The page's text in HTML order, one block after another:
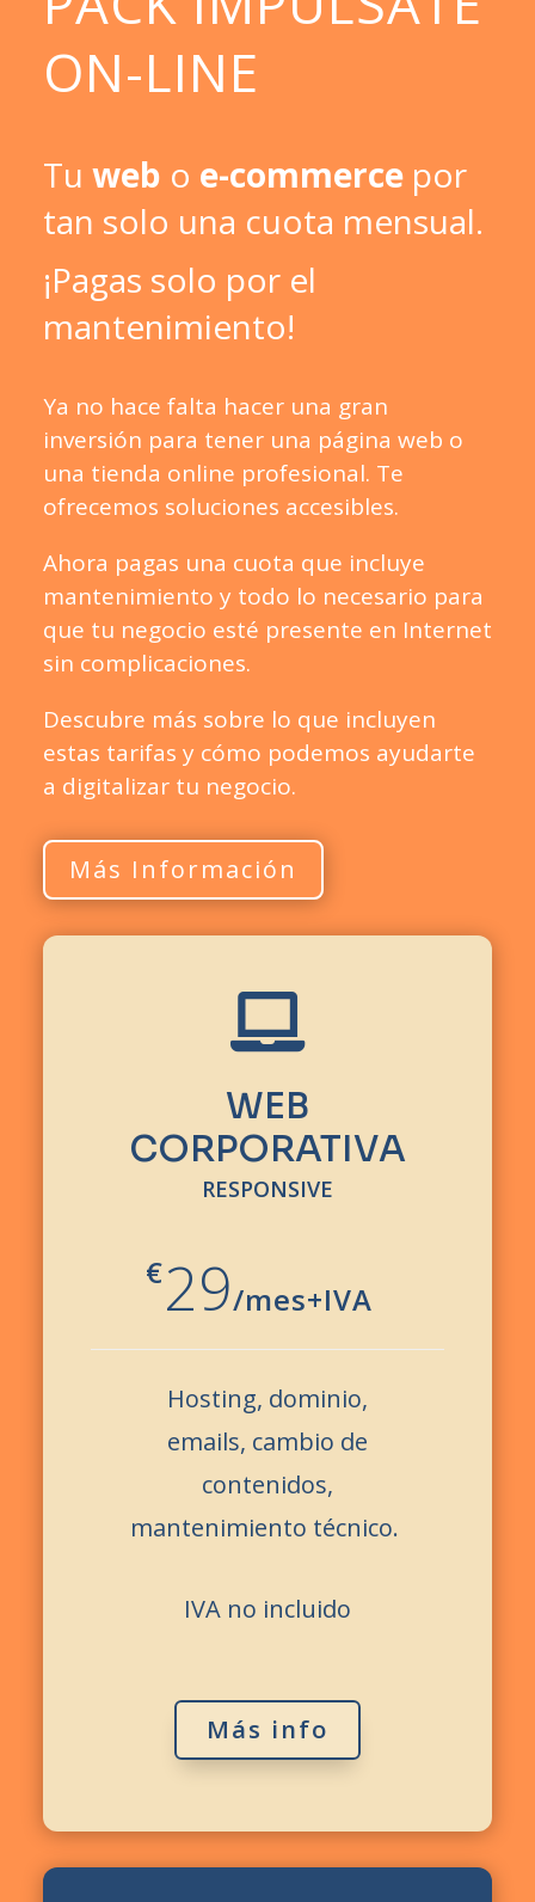
ON-LINE
Tu web o e-commercepor
tan solo una cuota mensual.
¡Pagas solo por el
mantenimiento!
Ya no hace falta hacer una gran
inversión para tener una página web o
una tienda online profesional. Te
ofrecemos soluciones accesibles.
Ahora pagas una cuota que incluye
mantenimiento y todo lo necesario para
que tu negocio esté presente en Internet
sin complicaciones.
Descubre más sobre lo que incluyen
estas tarifas y cómo podemos ayudarte
a digitalizar tu negocio.
Más Información

WEB
CORPORATIVA
RESPONSIVE
€29/mes+IVA
Hosting, dominio,
emails, cambio de
contenidos,
mantenimiento técnico.
IVA no incluido
Más info